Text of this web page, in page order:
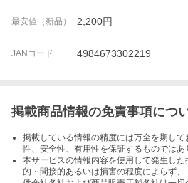
最安値（新品） 2,200円
JANコード 4984673302219
掲載商品情報の免責事項につ
掲載している情報の精度には万全を期し
性、安全性、有用性を保証するものではあ
本サービスの情報内容を使用して発生し
的・間接的あるいは損害の程度によらず